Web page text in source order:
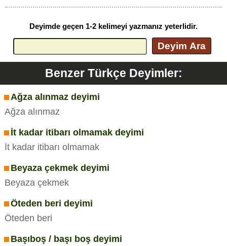
Deyimde geçen 1-2 kelimeyi yazmanız yeterlidir.
Deyim Ara
Benzer Türkçe Deyimler:
Ağza alınmaz deyimi
Ağza alınmaz
İt kadar itibarı olmamak deyimi
İt kadar itibarı olmamak
Beyaza çekmek deyimi
Beyaza çekmek
Öteden beri deyimi
Öteden beri
Başıboş / başı boş deyimi